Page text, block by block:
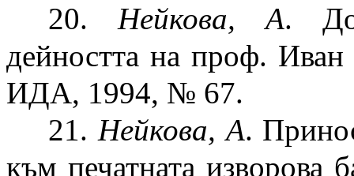
20.Нейкова, А.
дейността на проф.
ИДА, 1994, № 67.
21. Нейкова, А.
към печатната изворова